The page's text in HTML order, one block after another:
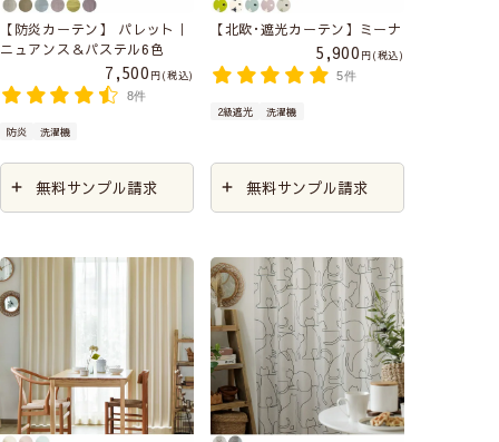
【防炎カーテン】 パレット｜
ニュアンス＆パステル6色
7,500
税込
8件
防炎 洗濯機
無料サンプル請求
【北欧･遮光カーテン】ミーナ
5,900
税込
5件
2級遮光 洗濯機
無料サンプル請求